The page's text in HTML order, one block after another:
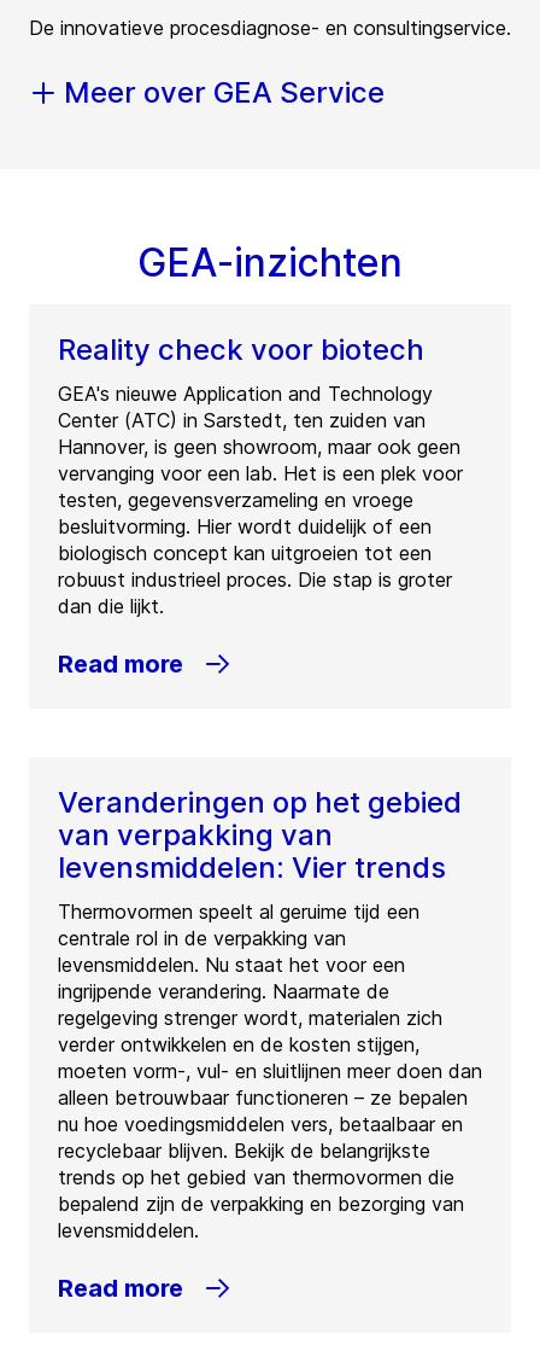
De innovatieve procesdiagnose- en consultingservice.
Meer over GEA Service
GEA-inzichten
Reality check voor biotech
GEA's nieuwe Application and Technology
Center (ATC) in Sarstedt, ten zuiden van
Hannover, is geen showroom, maar ook geen
vervanging voor een lab. Het is een plek voor
testen, gegevensverzameling en vroege
besluitvorming. Hier wordt duidelijk of een
biologisch concept kan uitgroeien tot een
robuust industrieel proces. Die stap is groter
dan die lijkt.
Read more
Veranderingen op het gebied
van verpakking van
levensmiddelen: Vier trends
Thermovormen speelt al geruime tijd een
centrale rol in de verpakking van
levensmiddelen. Nu staat het voor een
ingrijpende verandering. Naarmate de
regelgeving strenger wordt, materialen zich
verder ontwikkelen en de kosten stijgen,
moeten vorm-, vul- en sluitlijnen meer doen dan
alleen betrouwbaar functioneren – ze bepalen
nu hoe voedingsmiddelen vers, betaalbaar en
recyclebaar blijven. Bekijk de belangrijkste
trends op het gebied van thermovormen die
bepalend zijn de verpakking en bezorging van
levensmiddelen.
Read more